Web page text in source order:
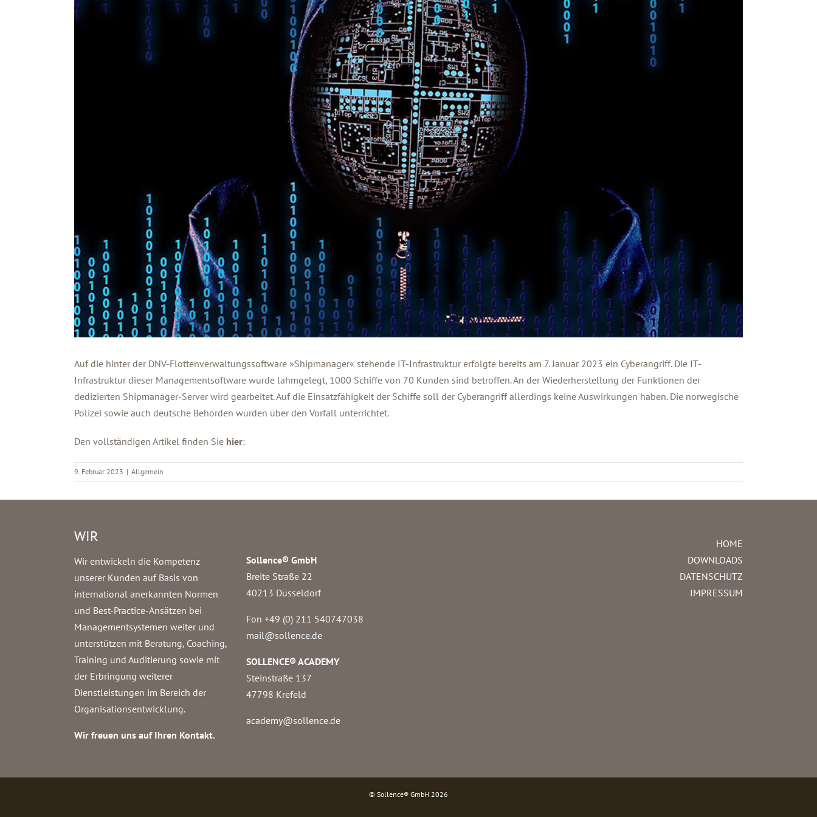
Auf die hinter der DNV-Flottenverwaltungssoftware »Shipmanager« stehende IT-Infrastruktur erfolgte bereits am 7. Januar 2023 ein Cyberangriff. Die IT-
Infrastruktur dieser Managementsoftware wurde lahmgelegt, 1000 Schiffe von 70 Kunden sind betroffen. An der Wiederherstellung der Funktionen der
dedizierten Shipmanager-Server wird gearbeitet. Auf die Einsatzfähigkeit der Schiffe soll der Cyberangriff allerdings keine Auswirkungen haben. Die norwegische
Polizei sowie auch deutsche Behörden wurden über den Vorfall unterrichtet.
Den vollständigen Artikel finden Sie hier:
9. Februar 2023 | Allgemein
WIR
Wir entwickeln die Kompetenz
unserer Kunden auf Basis von
international anerkannten Normen
und Best-Practice-Ansätzen bei
Managementsystemen weiter und
unterstützen mit Beratung, Coaching,
Training und Auditierung sowie mit
der Erbringung weiterer
Dienstleistungen im Bereich der
Organisationsentwicklung.
Wir freuen uns auf Ihren Kontakt.
Sollence® GmbH
Breite Straße 22
40213 Düsseldorf
Fon +49 (0) 211 540747038‬
mail@sollence.de
SOLLENCE® ACADEMY
Steinstraße 137
47798 Krefeld
academy@sollence.de
HOME
DOWNLOADS
DATENSCHUTZ
IMPRESSUM
© Sollence® GmbH 2026